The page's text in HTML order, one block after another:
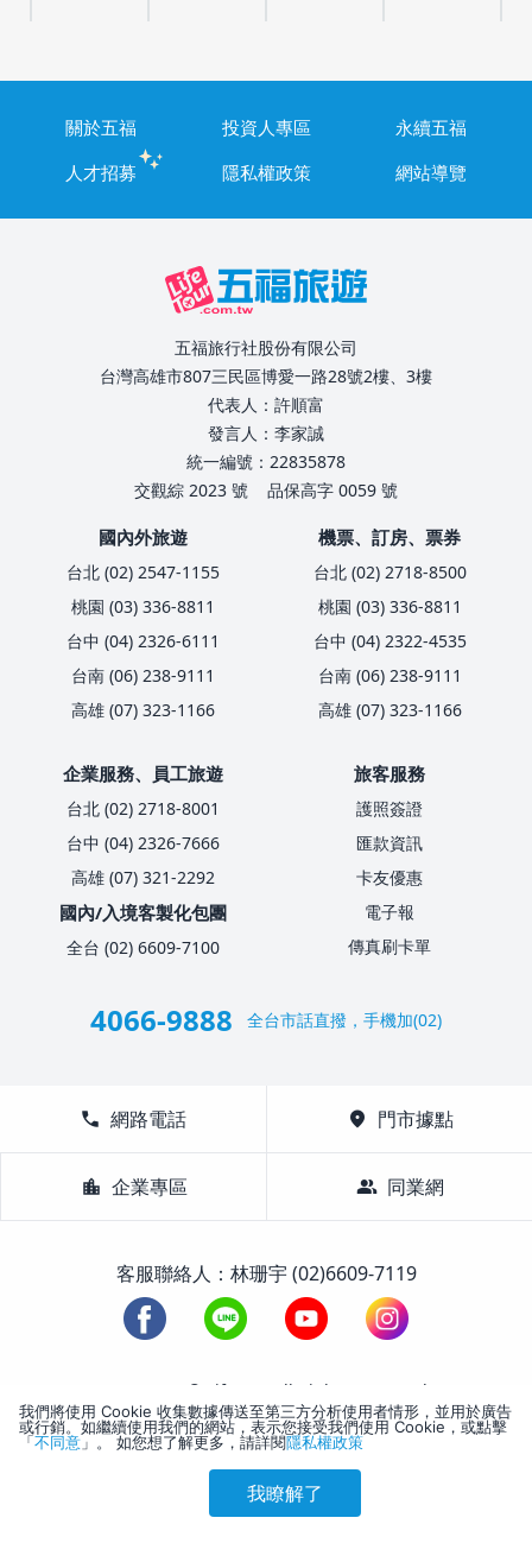
刷卡優惠 會員訂購
關於五福 投資人專區
永續五福
人才招募
隱私權政策 網站導覽
五福旅行社股份有限公司
台灣高雄市807三民區博愛一路28號2樓、3樓
代表人：許順富
發言人：李家誠
統一編號：22835878
交觀綜 2023 號
品保高字 0059 號
國內外旅遊
台北 (02) 2547-1155
桃園 (03) 336-8811
台中 (04) 2326-6111
台南 (06) 238-9111
高雄 (07) 323-1166
機票、訂房、票券
台北 (02) 2718-8500
桃園 (03) 336-8811
台中 (04) 2322-4535
台南 (06) 238-9111
高雄 (07) 323-1166
企業服務、員工旅遊
台北 (02) 2718-8001
台中 (04) 2326-7666
高雄 (07) 321-2292
國內/入境客製化包團
全台 (02) 6609-7100
旅客服務
護照簽證
匯款資訊
卡友優惠
電子報
傳真刷卡單
4066-9888 全台市話直撥，手機加(02)
call 網路電話 location_on 門市據點
location_city 企業專區 group 同業網
客服聯絡人：林珊宇 (02)6609-7119
1988-2026 © Lifetour All Rights Reserved.
我們將使用 Cookie 收集數據傳送至第三方分析使用者情形，並用於廣告
或行銷。如繼續使用我們的網站，表示您接受我們使用 Cookie，或點擊
「不同意 」。 如您想了解更多，請詳閱隱私權政策
我瞭解了